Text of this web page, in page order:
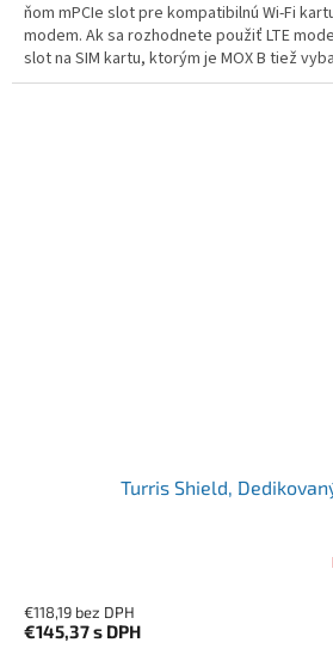
ňom mPCIe slot pre kompatibilnú Wi-Fi
modem. Ak sa rozhodnete použiť LTE
slot na SIM kartu, ktorým je MOX B tiež
Turris Shield,
€118,19 bez DPH
€145,37s DPH